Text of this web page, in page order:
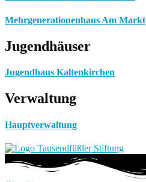
Mehrgenerationenhaus Am Markt
Jugendhäuser
Jugendhaus Kaltenkirchen
Verwaltung
Hauptverwaltung